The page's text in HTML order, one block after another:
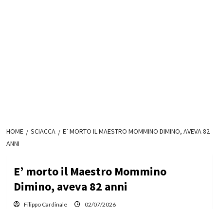
HOME SCIACCA
E’ MORTO IL MAESTRO MOMMINO DIMINO, AVEVA 82
ANNI
E’ morto il Maestro Mommino
Dimino, aveva 82 anni
Filippo Cardinale 02/07/2026